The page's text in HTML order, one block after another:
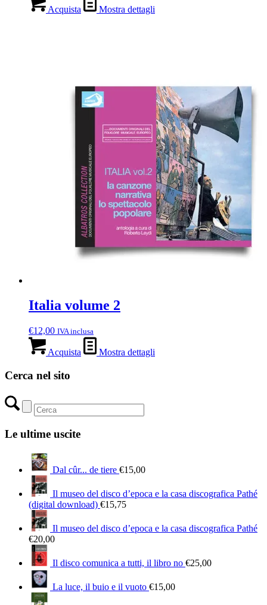
Acquista Mostra dettagli
Italia volume 2
€12,00 IVA inclusa
Acquista Mostra dettagli
Cerca nel sito
Le ultime uscite
Dal cûr... de tiere €15,00
Il museo del disco d’epoca e la casa discografica Pathé
(digital download) €15,75
Il museo del disco d’epoca e la casa discografica Pathé
€20,00
Il disco comunica a tutti, il libro no €25,00
La luce, il buio e il vuoto €15,00